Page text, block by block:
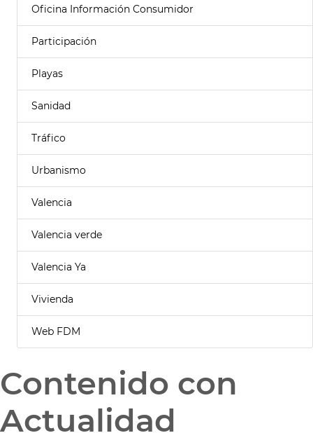
Oficina Información Consumidor
Participación
Playas
Sanidad
Tráfico
Urbanismo
Valencia
Valencia verde
Valencia Ya
Vivienda
Web FDM
Contenido con
Actualidad